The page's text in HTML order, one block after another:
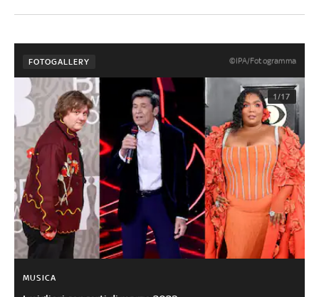
FOTOGALLERY ©IPA/Fotogramma
1/17
MUSICA